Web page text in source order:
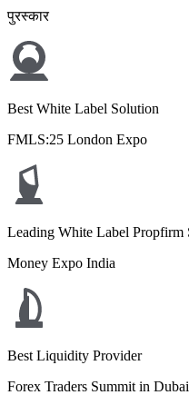
पुरस्कार
Best White Label Solution
FMLS:25 London Expo
Leading White Label Propfirm
Money Expo India
Best Liquidity Provider
Forex Traders Summit in Dubai